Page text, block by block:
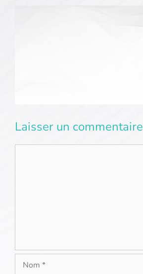
Laisser un commentaire
Nom